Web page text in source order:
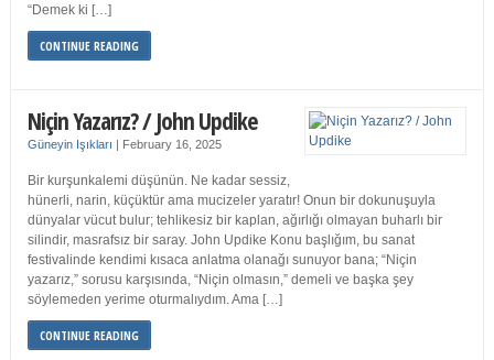
“Demek ki […]
CONTINUE READING
Niçin Yazarız? / John Updike
Güneyin Işıkları | February 16, 2025
Bir kurşunkalemi düşünün. Ne kadar sessiz,
hünerli, narin, küçüktür ama mucizeler yaratır! Onun bir dokunuşuyla
dünyalar vücut bulur; tehlikesiz bir kaplan, ağırlığı olmayan buharlı bir
silindir, masrafsız bir saray. John Updike Konu başlığım, bu sanat
festivalinde kendimi kısaca anlatma olanağı sunuyor bana; “Niçin
yazarız,” sorusu karşısında, “Niçin olmasın,” demeli ve başka şey
söylemeden yerime oturmalıydım. Ama […]
CONTINUE READING